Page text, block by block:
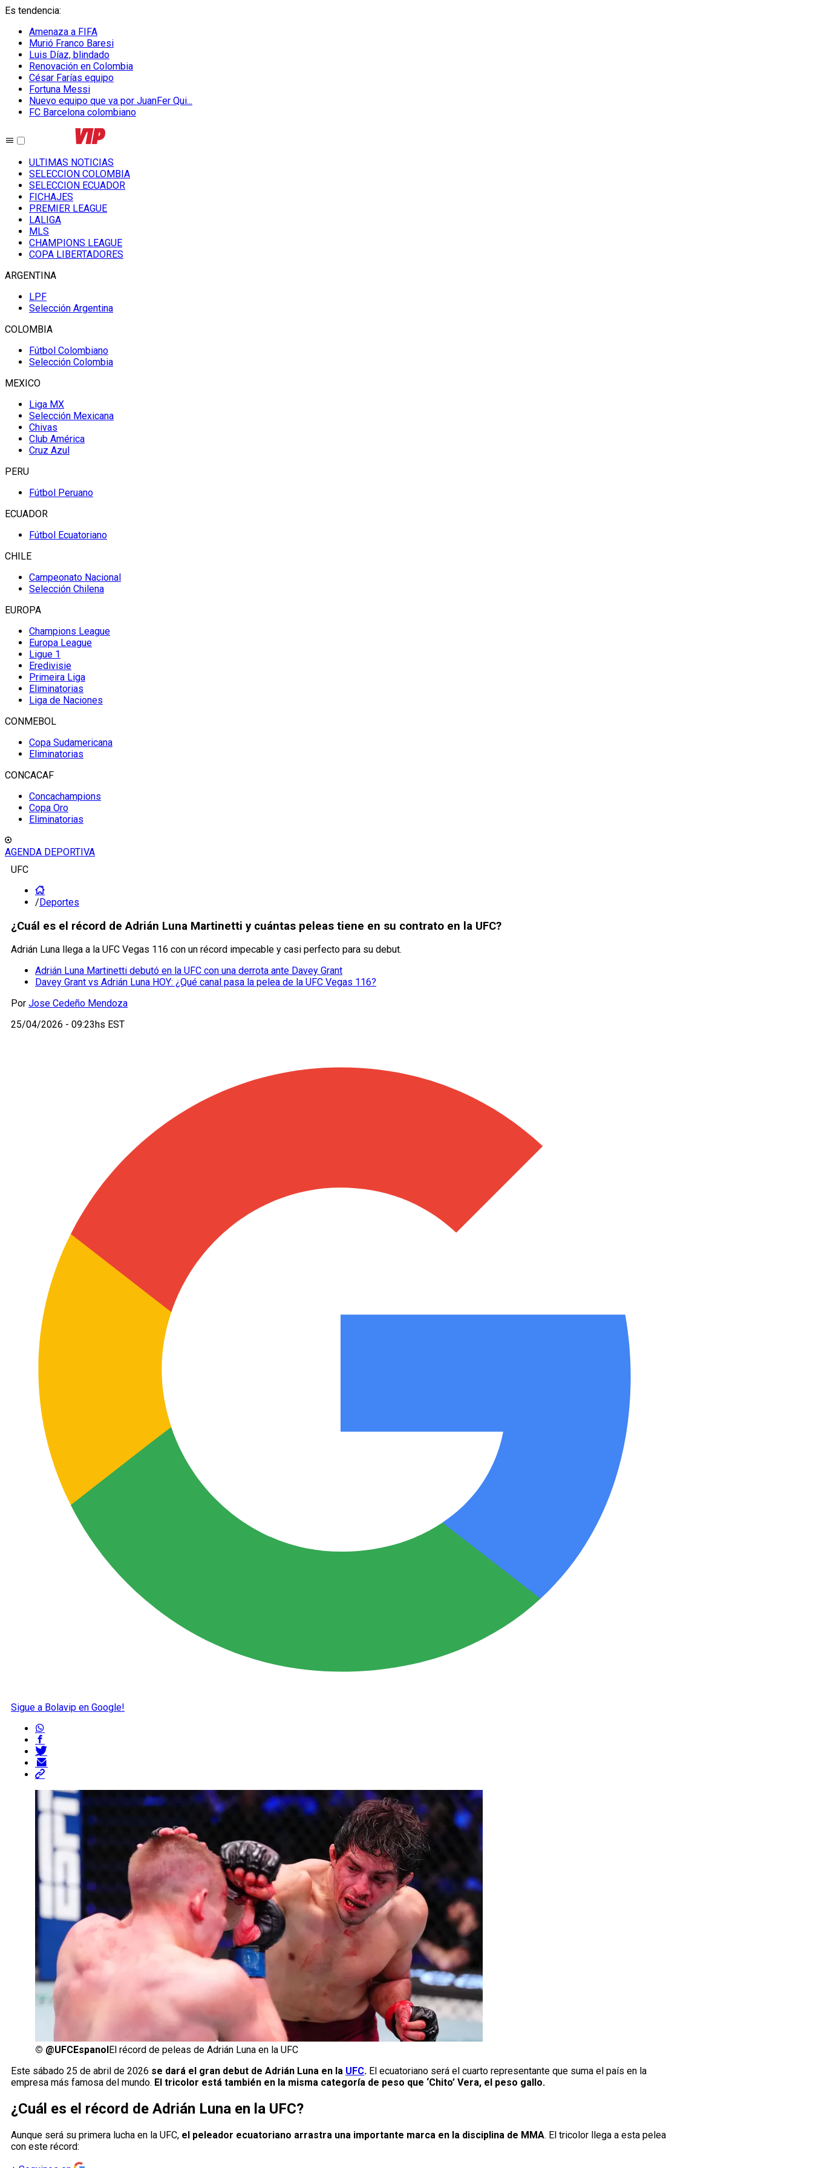
Es tendencia:
Amenaza a FIFA
Murió Franco Baresi
Luis Díaz, blindado
Renovación en Colombia
César Farías equipo
Fortuna Messi
Nuevo equipo que va por JuanFer Qui...
FC Barcelona colombiano
ULTIMAS NOTICIAS
SELECCION COLOMBIA
SELECCION ECUADOR
FICHAJES
PREMIER LEAGUE
LALIGA
MLS
CHAMPIONS LEAGUE
COPA LIBERTADORES
ARGENTINA
LPF
Selección Argentina
COLOMBIA
Fútbol Colombiano
Selección Colombia
MEXICO
Liga MX
Selección Mexicana
Chivas
Club América
Cruz Azul
PERU
Fútbol Peruano
ECUADOR
Fútbol Ecuatoriano
CHILE
Campeonato Nacional
Selección Chilena
EUROPA
Champions League
Europa League
Ligue 1
Eredivisie
Primeira Liga
Eliminatorias
Liga de Naciones
CONMEBOL
Copa Sudamericana
Eliminatorias
CONCACAF
Concachampions
Copa Oro
Eliminatorias
AGENDA DEPORTIVA
UFC
/Deportes
¿Cuál es el récord de Adrián Luna Martinetti y cuántas peleas tiene en su contrato en la UFC?
Adrián Luna llega a la UFC Vegas 116 con un récord impecable y casi perfecto para su debut.
Adrián Luna Martinetti debutó en la UFC con una derrota ante Davey Grant
Davey Grant vs Adrián Luna HOY: ¿Qué canal pasa la pelea de la UFC Vegas 116?
Por Jose Cedeño Mendoza
25/04/2026 - 09:23hs EST
Sigue a Bolavip en Google!
© @UFCEspanol El récord de peleas de Adrián Luna en la UFC
Este sábado 25 de abril de 2026 se dará el gran debut de Adrián Luna en la UFC. El ecuatoriano será el cuarto representante que suma el país en la
empresa más famosa del mundo. El tricolor está también en la misma categoría de peso que ‘Chito’ Vera, el peso gallo.
¿Cuál es el récord de Adrián Luna en la UFC?
Aunque será su primera lucha en la UFC, el peleador ecuatoriano arrastra una importante marca en la disciplina de MMA. El tricolor llega a esta pelea
con este récord: